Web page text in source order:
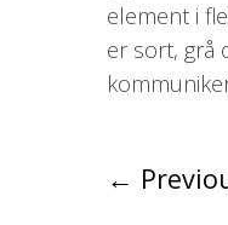
element i
er sort, grå
←